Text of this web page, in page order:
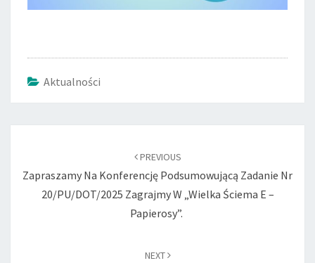
Aktualności
PREVIOUS
Zapraszamy Na Konferencję Podsumowującą Zadanie Nr
20/PU/DOT/2025 Zagrajmy W „Wielka Ściema E –
Papierosy”.
NEXT